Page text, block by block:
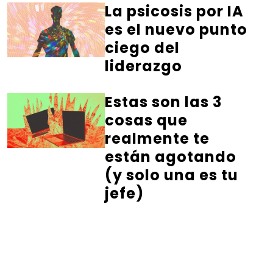
La psicosis por IA
es el nuevo punto
ciego del
liderazgo
Estas son las 3
cosas que
realmente te
están agotando
(y solo una es tu
jefe)